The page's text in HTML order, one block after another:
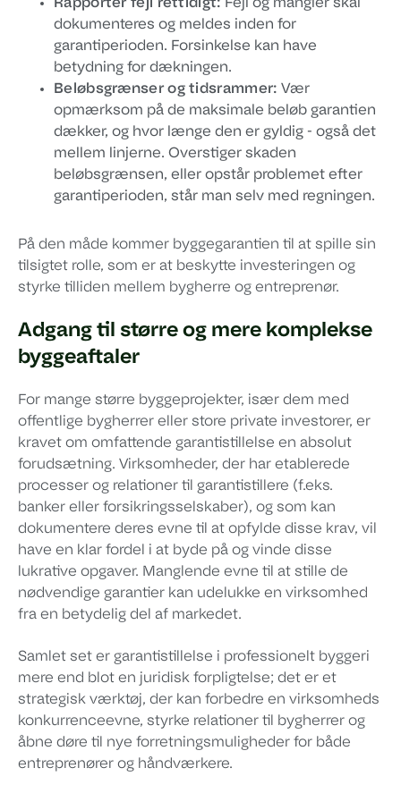
Rapportér fejl rettidigt: Fejl og mangler skal
dokumenteres og meldes inden for
garantiperioden. Forsinkelse kan have
betydning for dækningen.
Beløbsgrænser og tidsrammer: Vær
opmærksom på de maksimale beløb garantien
dækker, og hvor længe den er gyldig - også det
mellem linjerne. Overstiger skaden
beløbsgrænsen, eller opstår problemet efter
garantiperioden, står man selv med regningen.
På den måde kommer byggegarantien til at spille sin
tilsigtet rolle, som er at beskytte investeringen og
styrke tilliden mellem bygherre og entreprenør.
Adgang til større og mere komplekse
byggeaftaler
For mange større byggeprojekter, især dem med
offentlige bygherrer eller store private investorer, er
kravet om omfattende garantistillelse en absolut
forudsætning. Virksomheder, der har etablerede
processer og relationer til garantistillere (f.eks.
banker eller forsikringsselskaber), og som kan
dokumentere deres evne til at opfylde disse krav, vil
have en klar fordel i at byde på og vinde disse
lukrative opgaver. Manglende evne til at stille de
nødvendige garantier kan udelukke en virksomhed
fra en betydelig del af markedet.
Samlet set er garantistillelse i professionelt byggeri
mere end blot en juridisk forpligtelse; det er et
strategisk værktøj, der kan forbedre en virksomheds
konkurrenceevne, styrke relationer til bygherrer og
åbne døre til nye forretningsmuligheder for både
entreprenører og håndværkere.